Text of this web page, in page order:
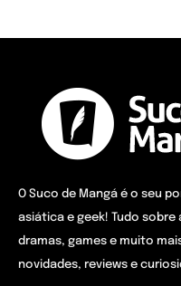
O Suco de Mangá é o seu
asiática e geek! Tudo sobre
dramas, games e muito
novidades, reviews e